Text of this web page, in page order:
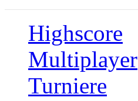
Highscore
Multiplayer
Turniere